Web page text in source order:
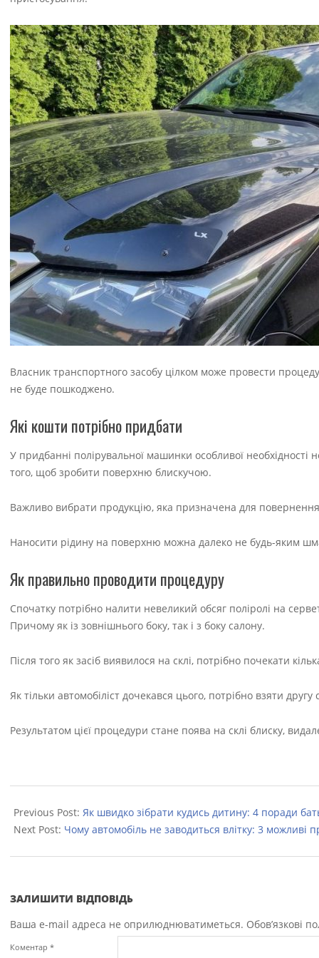
Власник транспортного засобу цілком може провести
не буде пошкоджено.
Які кошти потрібно придбати
У придбанні полірувальної машинки особливої необхідності
того, щоб зробити поверхню блискучою.
Важливо вибрати продукцію, яка призначена для
Наносити рідину на поверхню можна далеко не будь-яким
Як правильно проводити процедуру
Спочатку потрібно налити невеликий обсяг поліролі на
Причому як із зовнішнього боку, так і з боку салону.
Після того як засіб виявилося на склі, потрібно почекати
Як тільки автомобіліст дочекався цього, потрібно взяти
Результатом цієї процедури стане поява на склі блиску,
09-
04
Previous Post: Як швидко зібрати кудись дитину: 4 поради
Next Post: Чому автомобіль не заводиться влітку: 3 можливі
ЗАЛИШИТИ ВІДПОВІДЬ
Ваша e-mail адреса не оприлюднюватиметься. Обов’язкові
Коментар *